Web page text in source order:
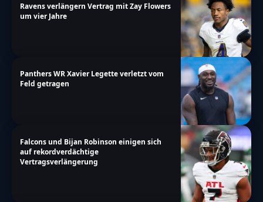
Ravens verlängern Vertrag mit Zay Flowers
um vier Jahre
Panthers WR Xavier Legette verletzt vom
Feld getragen
Falcons und Bijan Robinson einigen sich
auf rekordverdächtige
Vertragsverlängerung